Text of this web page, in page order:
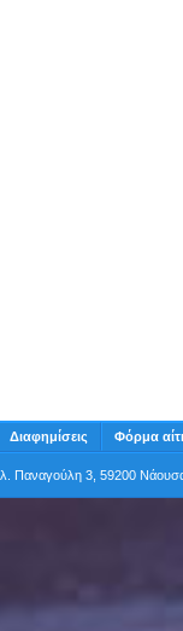
Διαφημίσεις Φόρμα
Παναγούλη 3, 59200